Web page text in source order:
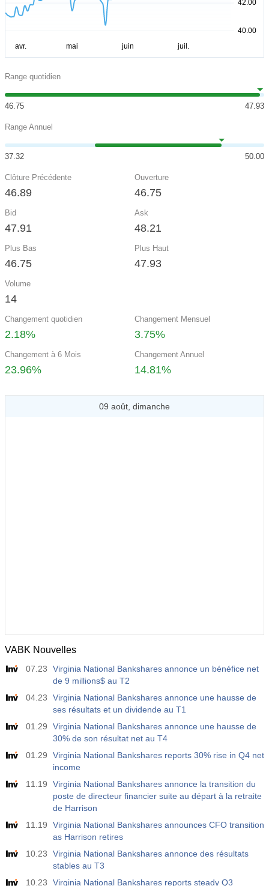
Range quotidien
46.75 47.93
Range Annuel
37.32 50.00
Clôture Précédente
46.89
Ouverture
46.75
Bid
47.91
Ask
48.21
Plus Bas
46.75
Plus Haut
47.93
Volume
14
Changement quotidien
2.18%
Changement Mensuel
3.75%
Changement à 6 Mois
23.96%
Changement Annuel
14.81%
09 août, dimanche
VABK Nouvelles
07.23
Virginia National Bankshares annonce un bénéfice net
de 9 millions$ au T2
04.23
Virginia National Bankshares annonce une hausse de
ses résultats et un dividende au T1
01.29
Virginia National Bankshares annonce une hausse de
30% de son résultat net au T4
01.29
Virginia National Bankshares reports 30% rise in Q4 net
income
11.19
Virginia National Bankshares annonce la transition du
poste de directeur financier suite au départ à la retraite
de Harrison
11.19
Virginia National Bankshares announces CFO transition
as Harrison retires
10.23
Virginia National Bankshares annonce des résultats
stables au T3
10.23
Virginia National Bankshares reports steady Q3